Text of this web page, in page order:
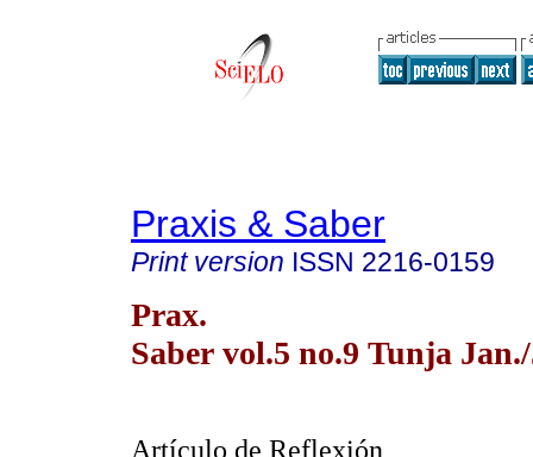
Praxis & Saber
Print version ISSN 2216-0159
Prax.
Saber vol.5 no.9 Tunja
Artículo de Reflexión